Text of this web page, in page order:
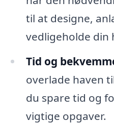
til at designe,
vedligeholde din
Tid og
overlade haven
du spare tid og
vigtige opgaver.